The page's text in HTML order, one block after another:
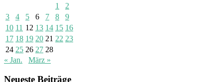
1
2
3
4 5 6 7 8
9
10 11 12 13 14 15 16
17 18 19 20 21 22 23
24 25 26 27 28
« Jan.
März »
Neueste Beiträge